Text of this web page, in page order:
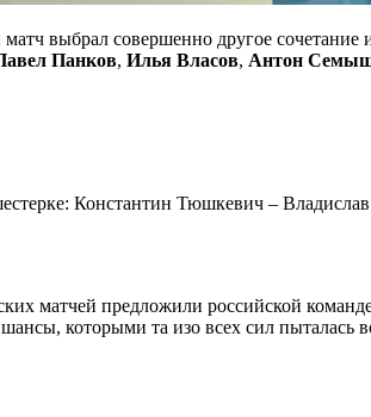
матч выбрал совершенно другое сочетание
Панков, Илья Власов, Антон
Константин Тюшкевич –
матчей предложили российской
которыми та изо всех сил